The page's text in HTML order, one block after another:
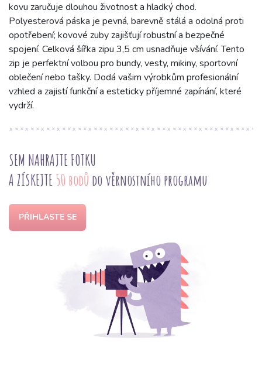
kovu zaručuje dlouhou životnost a hladký chod.
Polyesterová páska je pevná, barevně stálá a odolná proti
opotřebení; kovové zuby zajišťují robustní a bezpečné
spojení. Celková šířka zipu 3,5 cm usnadňuje všívání. Tento
zip je perfektní volbou pro bundy, vesty, mikiny, sportovní
oblečení nebo tašky. Dodá vašim výrobkům profesionální
vzhled a zajistí funkční a esteticky příjemné zapínání, které
vydrží.
SEM NAHRAJTE FOTKU
A ZÍSKEJTE 50 bodů do věrnostního programu
PŘIHLASTE SE